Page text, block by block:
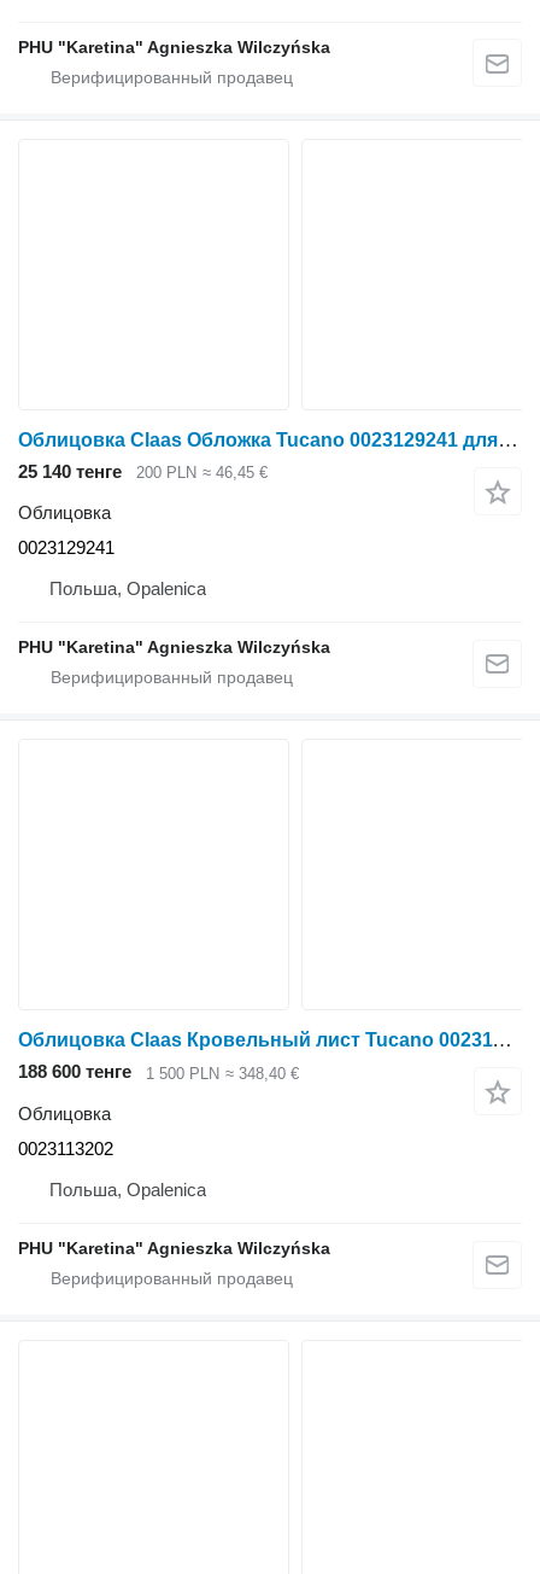
PHU "Karetina" Agnieszka Wilczyńska
Облицовка Claas Обложка Tucano 0023129241 для зерноуборочного комбайна Claas Tucano
25 140 тенге 200 PLN ≈ 46,45 €
Облицовка
0023129241
Польша, Opalenica
PHU "Karetina" Agnieszka Wilczyńska
Облицовка Claas Кровельный лист Tucano 0023113202 для зерноуборочного комбайна Claas Tucano
188 600 тенге 1 500 PLN ≈ 348,40 €
Облицовка
0023113202
Польша, Opalenica
PHU "Karetina" Agnieszka Wilczyńska